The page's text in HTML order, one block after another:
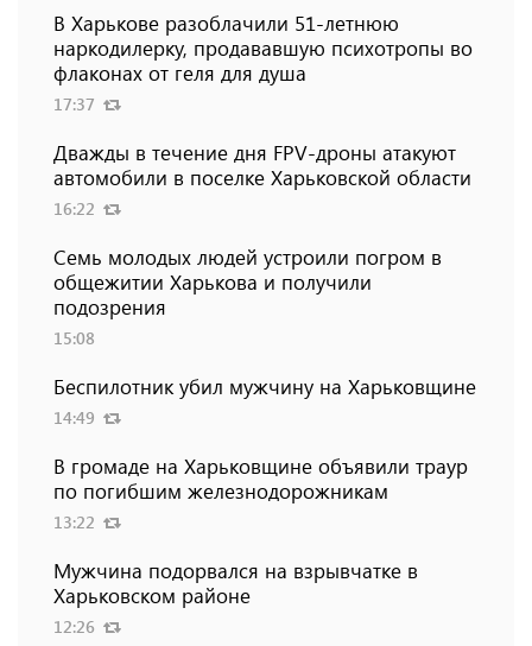
В Харькове разоблачили 51-летнюю
наркодилерку, продававшую психотропы во
флаконах от геля для душа
17:37
Дважды в течение дня FPV-дроны атакуют
автомобили в поселке Харьковской области
16:22
Семь молодых людей устроили погром в
общежитии Харькова и получили
подозрения
15:08
Беспилотник убил мужчину на Харьковщине
14:49
В громаде на Харьковщине объявили траур
по погибшим железнодорожникам
13:22
Мужчина подорвался на взрывчатке в
Харьковском районе
12:26